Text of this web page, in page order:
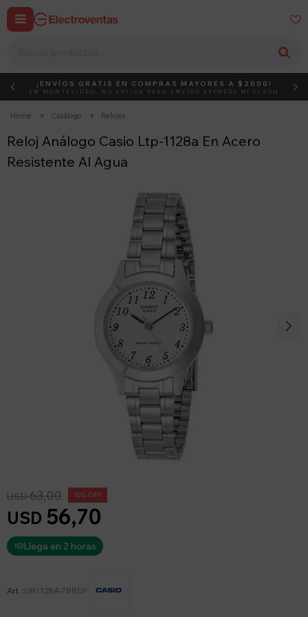
 
DEBUT ACTIVÁ EL CÓDIGO
¡ENVÍOS GRATIS EN COMPRAS MAYORES A $2000!
EN MONTEVIDEO, NO APLICA PARA ENVÍOS EXPRESS NI FLASH
Home Catálogo Relojes
Reloj Análogo Casio Ltp-1128a En Acero
Resistente Al Agua
USD 56,70
USD63,00 10
Llega en 2 horas
SIR1128A-7BRDF